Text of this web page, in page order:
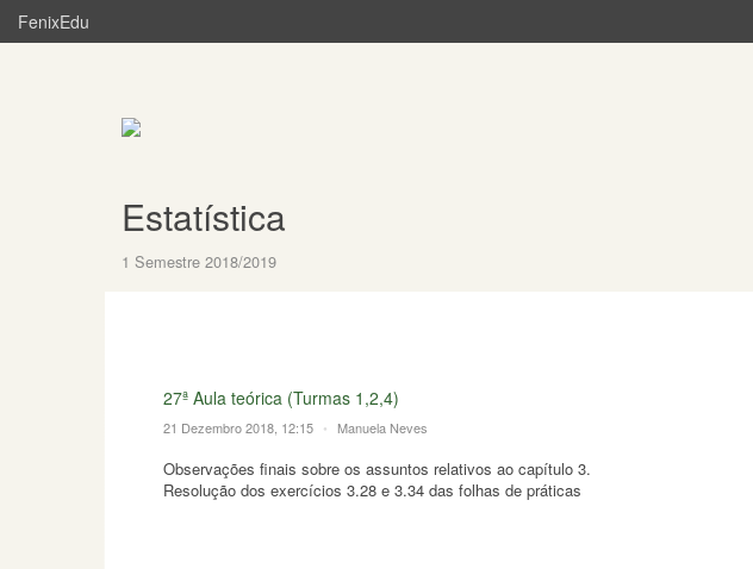
FenixEdu
Estatística
1 Semestre 2018/2019
27ª Aula teórica (Turmas 1,2,4)
21 Dezembro 2018, 12:15 • Manuela Neves
Observações finais sobre os assuntos relativos ao capítulo 3.
Resolução dos exercícios 3.28 e 3.34 das folhas de práticas